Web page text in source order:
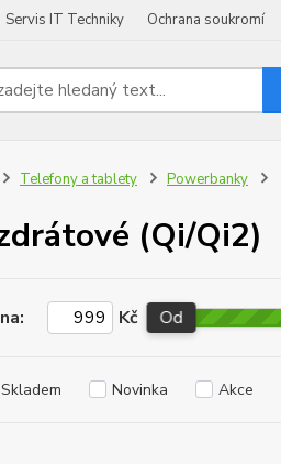
Servis IT Techniky Ochrana soukromí
Telefony a tablety Powerbanky
(Qi/Qi2)
Kč Od
Skladem Novinka Akce